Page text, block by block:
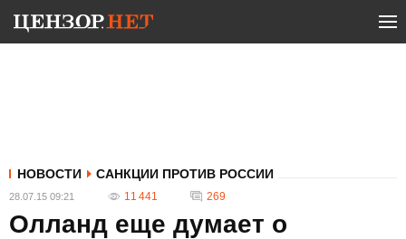
НОВОСТИ САНКЦИИ ПРОТИВ РОССИИ
28.07.15 09:21 11 441 269
Олланд еще думает о